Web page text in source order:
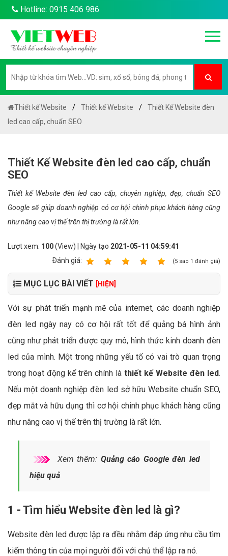
Hotline: 0915 406 986
Thiết kế Website Thiết kế Website
Thiết Kế Website đèn
led cao cấp, chuẩn SEO
Thiết Kế Website đèn led cao cấp, chuẩn
SEO
Thiết kế Website đèn led cao cấp, chuyên nghiệp, đẹp, chuẩn SEO
Google sẽ giúp doanh nghiệp có cơ hội chinh phục khách hàng cũng
như nâng cao vị thế trên thị trường là rất lớn.
Lượt xem: 100(View) | Ngày tạo 2021-05-11 04:59:41
Ðánh giá:
(5 sao 1 đánh giá)
MỤC LỤC BÀI VIẾT [HIỆN]
Với sự phát triển mạnh mẽ của internet, các doanh nghiệp
đèn led ngày nay có cơ hội rất tốt để quảng bá hình ảnh
cũng như phát triển được quy mô, hình thức kinh doanh đèn
led của mình. Một trong những yếu tố có vai trò quan trọng
trong hoạt động kể trên chính là thiết kế Website đèn led.
Nếu một doanh nghiệp đèn led sở hữu Website chuẩn SEO,
đẹp mắt và hữu dụng thì cơ hội chinh phục khách hàng cũng
như nâng cao vị thế trên thị trường là rất lớn.
Xem thêm: Quảng cáo Google đèn led
hiệu quả
1 - Tìm hiểu Website đèn led là gì?
Website đèn led được lập ra đều nhằm đáp ứng nhu cầu tìm
kiếm thông tin của mọi người đối với chủ thể lập ra nó.